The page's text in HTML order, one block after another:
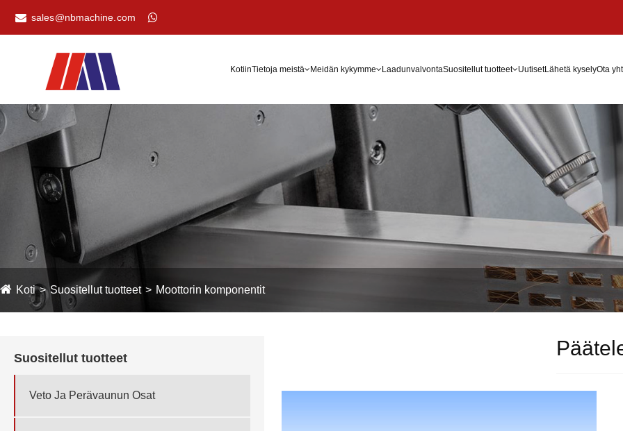
sales@nbmachine.com
KotiinTietoja meistä Meidän kykymme LaadunvalvontaSuositellut tuotteet UutisetLähetä kyselyOta
Koti Suositellut tuotteet Moottorin komponentit
Suositellut tuotteet
Veto Ja Perävaunun Osat